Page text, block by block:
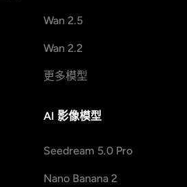
Wan 2.5
Wan 2.2
更多模型
AI 影像模型
Seedream 5.0 Pro
Nano Banana 2